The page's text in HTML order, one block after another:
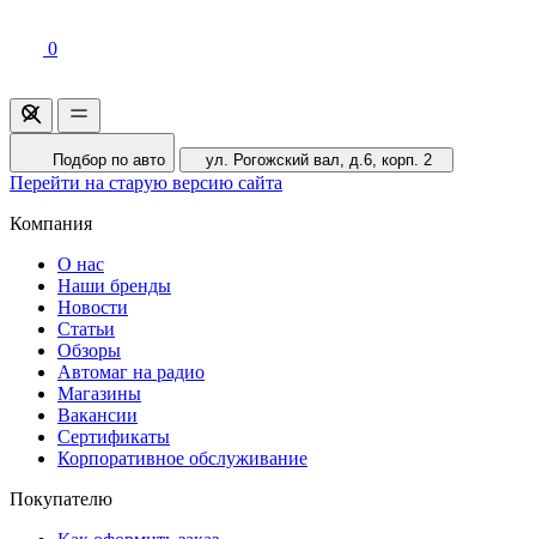
0
Подбор по авто ул. Рогожский вал, д.6, корп. 2
Перейти на старую версию сайта
Компания
О нас
Наши бренды
Новости
Статьи
Обзоры
Автомаг на радио
Магазины
Вакансии
Сертификаты
Корпоративное обслуживание
Покупателю